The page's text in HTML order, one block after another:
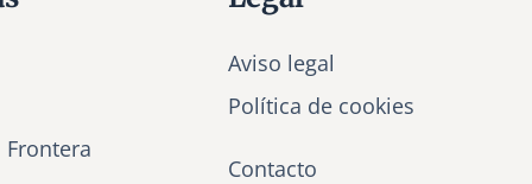
Frontera
Aviso legal
Política de cookies
Contacto